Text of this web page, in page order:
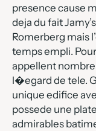
presence cause
deja du fait
Romerberg mais
temps empli.
appellent nombre
l�egard de tele.
unique edifice
possede une
admirables